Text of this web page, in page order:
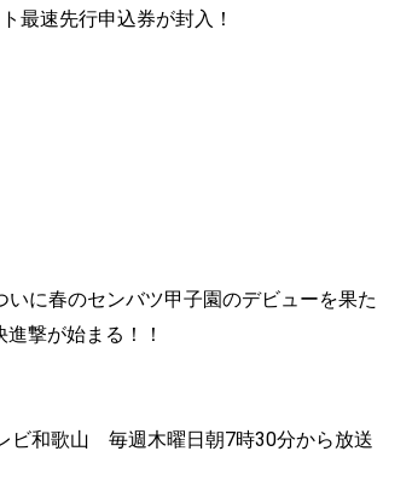
最速先行申込券が封入！
に春のセンバツ甲子園のデビューを果た
撃が始まる！！
和歌山 毎週木曜日朝7時30分から放送